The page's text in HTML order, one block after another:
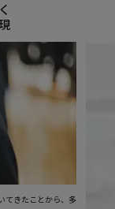
てきたことから、多